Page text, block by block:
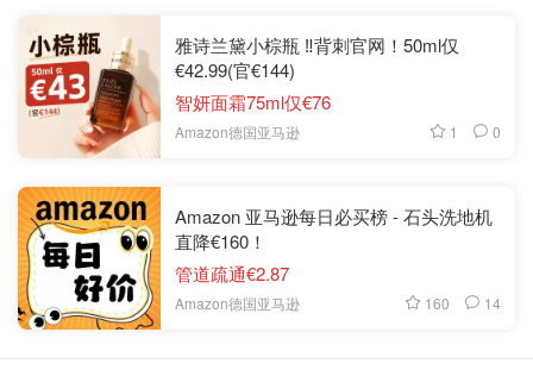
雅诗兰黛小棕瓶 ‼️背刺官网！50ml仅
€42.99(官€144)
智妍面霜75ml仅€76
Amazon德国亚马逊 1 0
Amazon 亚马逊每日必买榜 - 石头洗地机
直降€160！
管道疏通€2.87
Amazon德国亚马逊 160 14